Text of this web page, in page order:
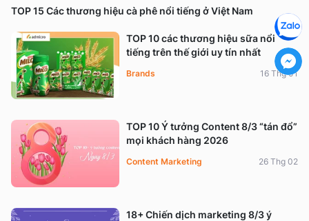
TOP 15 Các thương hiệu cà phê nổi tiếng ở Việt Nam
TOP 10 các thương hiệu sữa nổi
tiếng trên thế giới uy tín nhất
Brands 16 Thg 01
TOP 10 Ý tưởng Content 8/3 “tán đổ”
mọi khách hàng 2026
Content Marketing 26 Thg 02
18+ Chiến dịch marketing 8/3 ý